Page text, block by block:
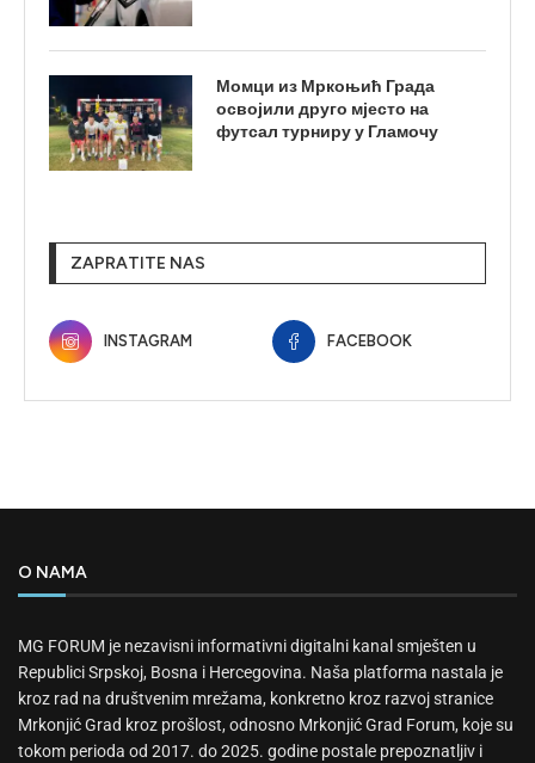
Момци из Мркоњић Града
освојили друго мјесто на
футсал турниру у Гламочу
ZAPRATITE NAS
INSTAGRAM FACEBOOK
O NAMA
MG FORUM je nezavisni informativni digitalni kanal smješten u
Republici Srpskoj, Bosna i Hercegovina. Naša platforma nastala je
kroz rad na društvenim mrežama, konkretno kroz razvoj stranice
Mrkonjić Grad kroz prošlost, odnosno Mrkonjić Grad Forum, koje su
tokom perioda od 2017. do 2025. godine postale prepoznatljiv i